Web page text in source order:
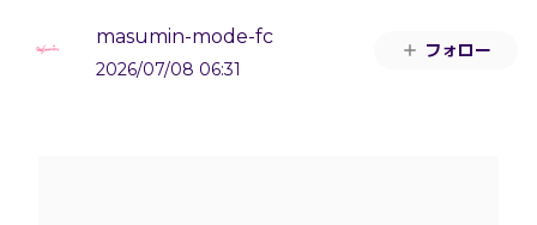
masumin-mode-fc
2026/07/08 06:31
フォロー